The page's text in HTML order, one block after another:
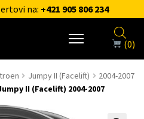
na: +421 905 806 234
(0)
Jumpy II (Facelift)
2004-2007
II (Facelift) 2004-2007